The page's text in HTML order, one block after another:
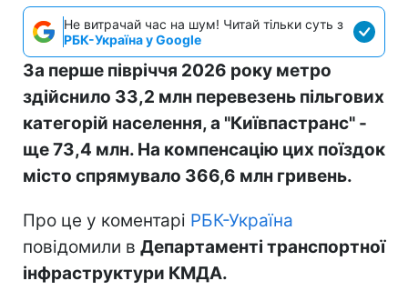
Не витрачай час на шум! Читай тільки суть з
РБК-Україна у Google
За перше півріччя 2026 року метро
здійснило 33,2 млн перевезень пільгових
категорій населення, а "Київпастранс" -
ще 73,4 млн. На компенсацію цих поїздок
місто спрямувало 366,6 млн гривень.
Про це у коментарі РБК-Україна
повідомили в Департаменті транспортної
інфраструктури КМДА.